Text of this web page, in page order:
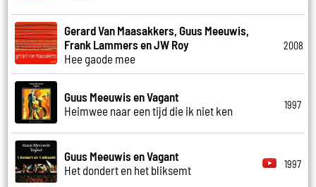
Gerard Van Maasakkers, Guus Meeuwis,
Frank Lammers en JW Roy
Hee gaode mee
2008
Guus Meeuwis en Vagant
Heimwee naar een tijd die ik niet ken
1997
Guus Meeuwis en Vagant
Het dondert en het bliksemt
1997